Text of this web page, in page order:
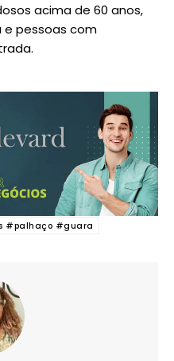
acima de 60 anos,
e pessoas com
#palhaço #guara